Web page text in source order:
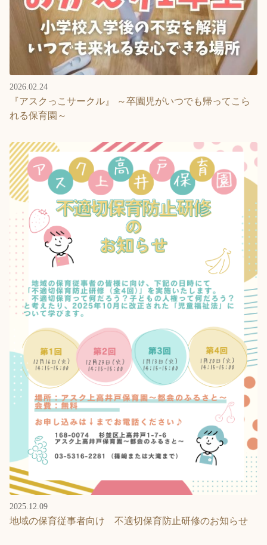
2026.02.24
『アスクっこサークル』 ～卒園児がいつでも帰ってこら
れる保育園～
2025.12.09
地域の保育従事者向け 不適切保育防止研修のお知らせ